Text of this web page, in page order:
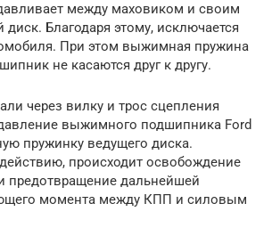
между маховиком и своим
Благодаря этому, исключается
При этом выжимная пружина
не касаются друг к другу.
через вилку и трос сцепления
выжимного подшипника Ford
пружинку ведущего диска.
происходит освобождение
предотвращение дальнейшей
момента между КПП и силовым